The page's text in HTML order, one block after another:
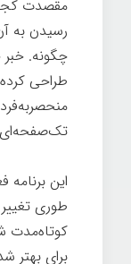
مقصدت
رسیدن به
چگونه. خبر
طراحی
تک‌صفحه‌ای
این برنامه
طوری
کوتاه‌مدت
برای بهتر